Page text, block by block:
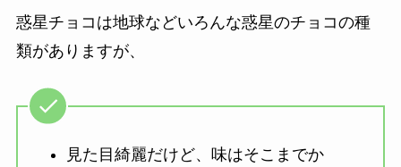
惑星チョコは地球などいろんな惑星のチョコの種
類がありますが、
見た目綺麗だけど、味はそこまでか